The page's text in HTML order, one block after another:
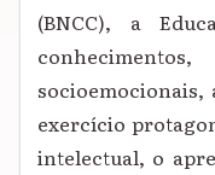
(BNCC), a
exercício
intelectual, o